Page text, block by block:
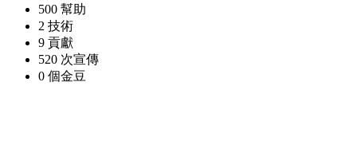
500 幫助
2 技術
9 貢獻
520 次宣傳
0 個金豆